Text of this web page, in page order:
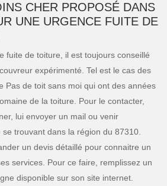
CHER PROPOSÉ DANS
UNE URGENCE FUITE DE
fuite de toiture, il est toujours conseillé
expérimenté. Tel est le cas des
Pas de toit sans moi qui ont des années
de la toiture. Pour le contacter,
lui envoyer un mail ou venir
trouvant dans la région du 87310.
un devis détaillé pour connaitre un
services. Pour ce faire, remplissez un
disponible sur son site internet.